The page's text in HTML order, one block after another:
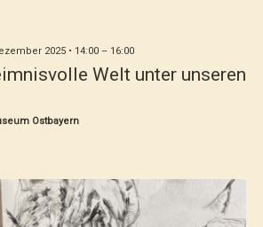
2025 • 14:00– 16:00
Welt unter unseren
Ostbayern